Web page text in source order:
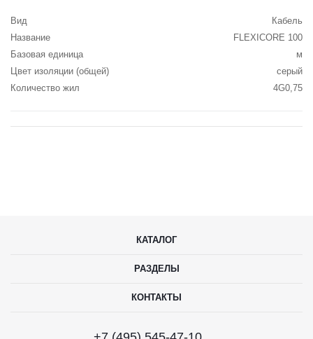
Вид
Кабель
Название
FLEXICORE 100
Базовая единица
м
Цвет изоляции (общей)
серый
Количество жил
4G0,75
КАТАЛОГ
РАЗДЕЛЫ
КОНТАКТЫ